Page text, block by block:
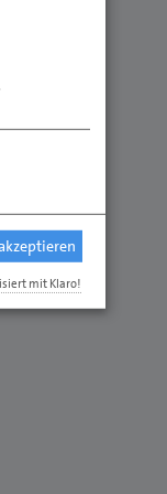
mit Klaro!